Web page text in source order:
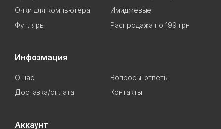
Очки для компьютера
Имиджевые
Футляры
Распродажа по 199 грн
Информация
О нас
Вопросы-ответы
Доставка/оплата
Контакты
Аккаунт